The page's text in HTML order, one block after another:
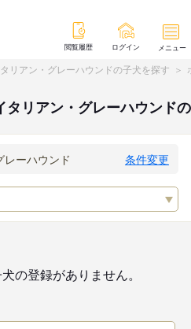
閲覧履歴 ログイン メニュー
リアン・グレーハウンドの子犬を探す
リアン・グレーハウンド
条件変更
の登録がありません。